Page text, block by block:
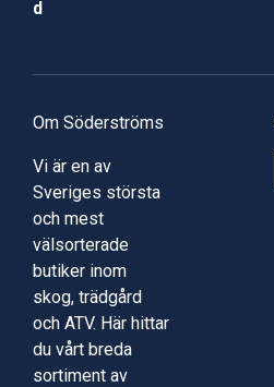
d
Om Söderströms
Vi är en av
Sveriges största
och mest
välsorterade
butiker inom
skog, trädgård
och ATV. Här hittar
du vårt breda
sortiment av